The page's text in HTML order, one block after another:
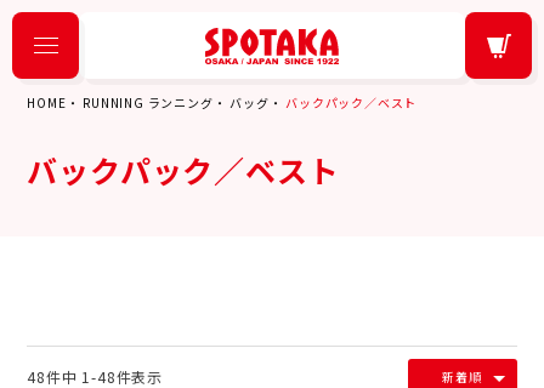
HOME RUNNING ランニング バッグ バックパック／ベスト
バックパック／ベスト
新着順
48件中 1-48件表示